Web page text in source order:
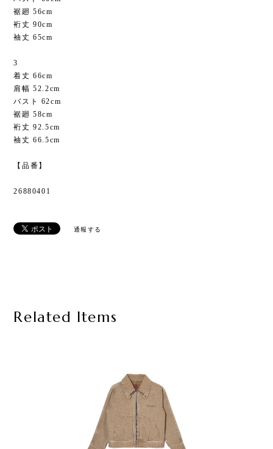
裾廻 56cm
裄丈 90cm
袖丈 65cm
3
着丈 66cm
肩幅 52.2cm
バスト 62cm
裾廻 58cm
裄丈 92.5cm
袖丈 66.5cm
【品番】
26880401
通報する
Related Items